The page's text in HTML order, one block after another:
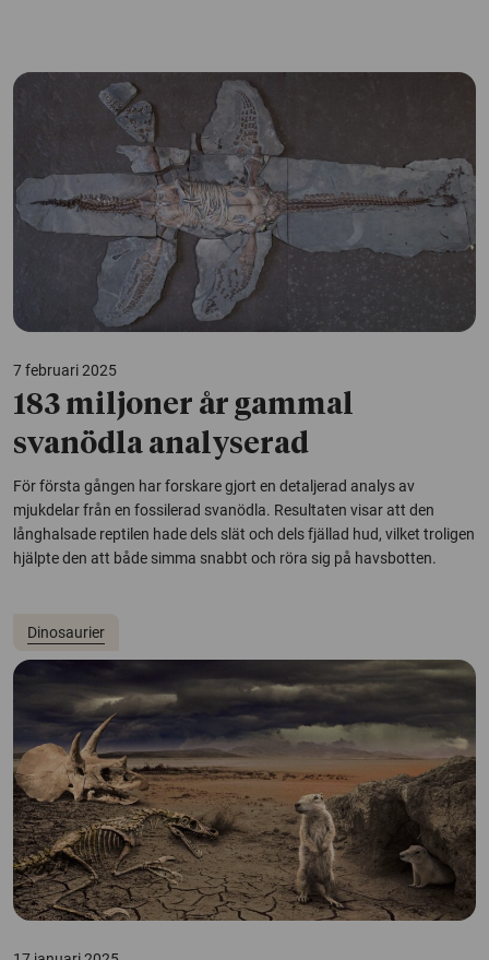
7 februari 2025
183 miljoner år gammal
svanödla analyserad
För första gången har forskare gjort en detaljerad analys av
mjukdelar från en fossilerad svanödla. Resultaten visar att den
långhalsade reptilen hade dels slät och dels fjällad hud, vilket troligen
hjälpte den att både simma snabbt och röra sig på havsbotten.
Dinosaurier